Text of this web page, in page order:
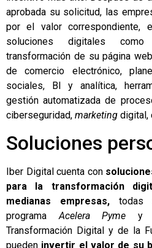
aprobada su solicitud, las
por el valor correspondiente,
soluciones digitales
transformación de su página
de comercio electrónico,
sociales, BI y analítica,
gestión automatizada de
ciberseguridad, marketing digital,
Soluciones
Iber Digital cuenta con
para la transformación
medianas empresas, todas
programaAcelera Pyme y
Transformación Digital y de la
pueden invertir el valor de su